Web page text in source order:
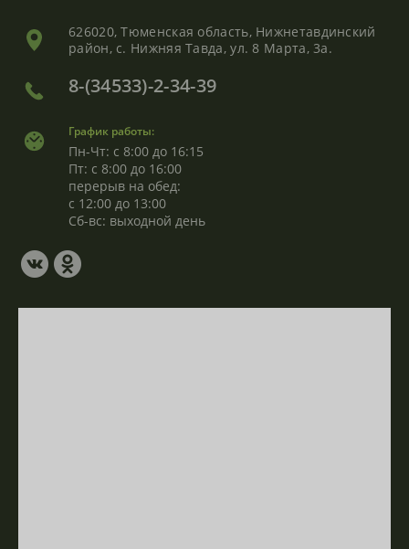
626020, Тюменская область, Нижнетавдинский
район, с. Нижняя Тавда, ул. 8 Марта, 3а.
8-(34533)-2-34-39
График работы:
Пн-Чт: с 8:00 до 16:15
Пт: с 8:00 до 16:00
перерыв на обед:
с 12:00 до 13:00
Сб-вс: выходной день